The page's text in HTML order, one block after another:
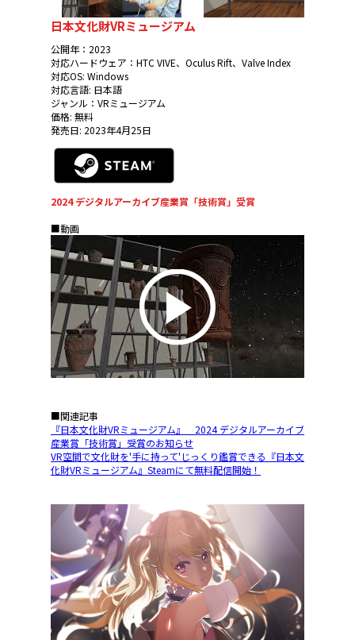
日本文化財VRミュージアム
公開年：2023
対応ハードウェア：HTC VIVE、Oculus Rift、Valve Index
対応OS: Windows
対応言語: 日本語
ジャンル：VRミュージアム
価格: 無料
発売日: 2023年4月25日
2024 デジタルアーカイブ産業賞「技術賞」受賞
■動画
■関連記事
『日本文化財VRミュージアム』 2024 デジタルアーカイブ
産業賞「技術賞」受賞のお知らせ
VR空間で文化財を'手に持って'じっくり鑑賞できる『日本文
化財VRミュージアム』Steamにて無料配信開始！